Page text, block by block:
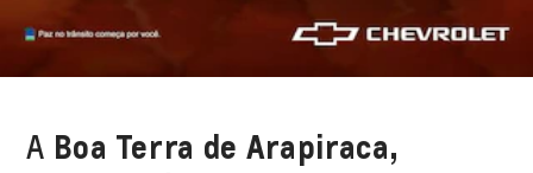
A Boa Terra de Arapiraca,